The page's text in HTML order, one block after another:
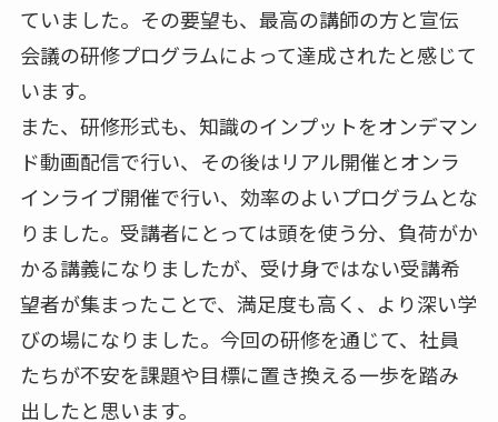
ていました。その要望も、最高の講師の方と宣伝
会議の研修プログラムによって達成されたと感じて
います。
また、研修形式も、知識のインプットをオンデマン
ド動画配信で行い、その後はリアル開催とオンラ
インライブ開催で行い、効率のよいプログラムとな
りました。受講者にとっては頭を使う分、負荷がか
かる講義になりましたが、受け身ではない受講希
望者が集まったことで、満足度も高く、より深い学
びの場になりました。今回の研修を通じて、社員
たちが不安を課題や目標に置き換える一歩を踏み
出したと思います。